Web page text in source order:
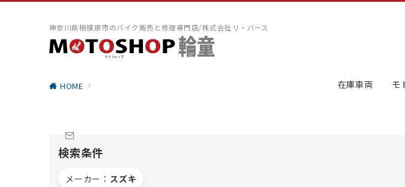
神奈川県相模原市のバイク販売と修理専門店/株式会社リ・バース
在庫車両 モ
HOME
検索条件
メーカー： スズキ